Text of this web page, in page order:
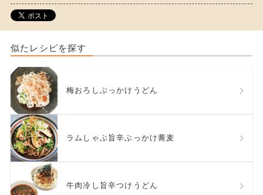
似たレシピを探す
梅おろしぶっかけうどん
ラムしゃぶ旨辛ぶっかけ蕎麦
牛肉冷し旨辛つけうどん